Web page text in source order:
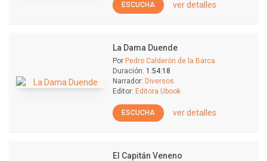
ESCUCHA ver detalles
La Dama Duende
Por Pedro Calderón de la Barca
Duración: 1:54:18
Narrador: Diversos
Editor: Editora Ubook
ESCUCHA ver detalles
El Capitán Veneno